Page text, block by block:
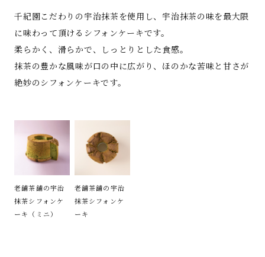
千紀園こだわりの宇治抹茶を使用し、宇治抹茶の味を最大限
に味わって頂けるシフォンケーキです。
柔らかく、滑らかで、しっとりとした食感。
抹茶の豊かな風味が口の中に広がり、ほのかな苦味と甘さが
絶妙のシフォンケーキです。
老舗茶舗の宇治
抹茶シフォンケ
ーキ（ミニ）
老舗茶舗の宇治
抹茶シフォンケ
ーキ